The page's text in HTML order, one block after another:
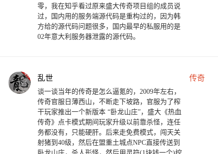
零，我在知乎看过原来盛大传奇项目组的成员说
过，国内用的服务端源代码是重构过的，因为韩
方给的源代码问题很多，国内最早的私服用的是
02年意大利服务器泄露的源代码。
乱世 传奇
谈一谈当年的传奇是怎么逼氪的，2009年左右，
传奇官服日薄西山，不断走下坡路，官服为了榨
干玩家推出一个新版本 “卧龙山庄”，盛大《热血
传奇》点卡模式期间玩家升级以前靠杀怪，连任
务都没有，只能硬肝。后来走免费模式，闯天关
射猪到40级，然后在盟重土城点NPC直接传送到